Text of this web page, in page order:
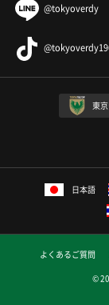
@tokyoverdy
東
日本語
よくあるご質問
©